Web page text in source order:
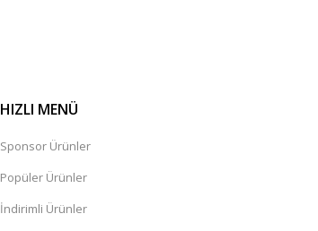
HIZLI MENÜ
Sponsor Ürünler
Popüler Ürünler
İndirimli Ürünler